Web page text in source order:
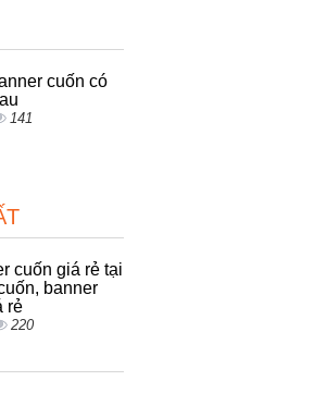
cuốn có
141
cuốn giá rẻ tại
banner
rẻ
220